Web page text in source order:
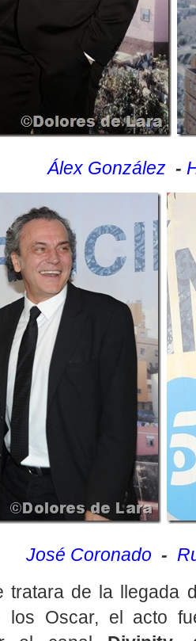
Álex González -
José Coronado -
tratara de la llegada
los Oscar, el acto